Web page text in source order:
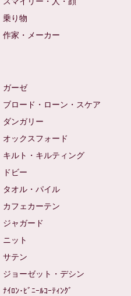
乗り物
作家・メーカー
ガーゼ
ブロード・ローン・スケア
ダンガリー
オックスフォード
キルト・キルティング
ドビー
タオル・パイル
カフェカーテン
ジャガード
ニット
サテン
ジョーゼット・デシン
ﾅｲﾛﾝ･ﾋﾞﾆｰﾙｺｰﾃｨﾝｸﾞ